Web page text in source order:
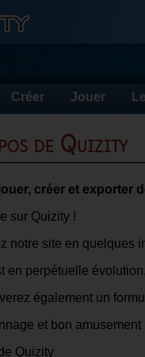
Créer Jouer
de Quizity
créer et exporter
sur Quizity !
notre site en quelques
en perpétuelle évolution,
également un
et bon amusement
Quizity